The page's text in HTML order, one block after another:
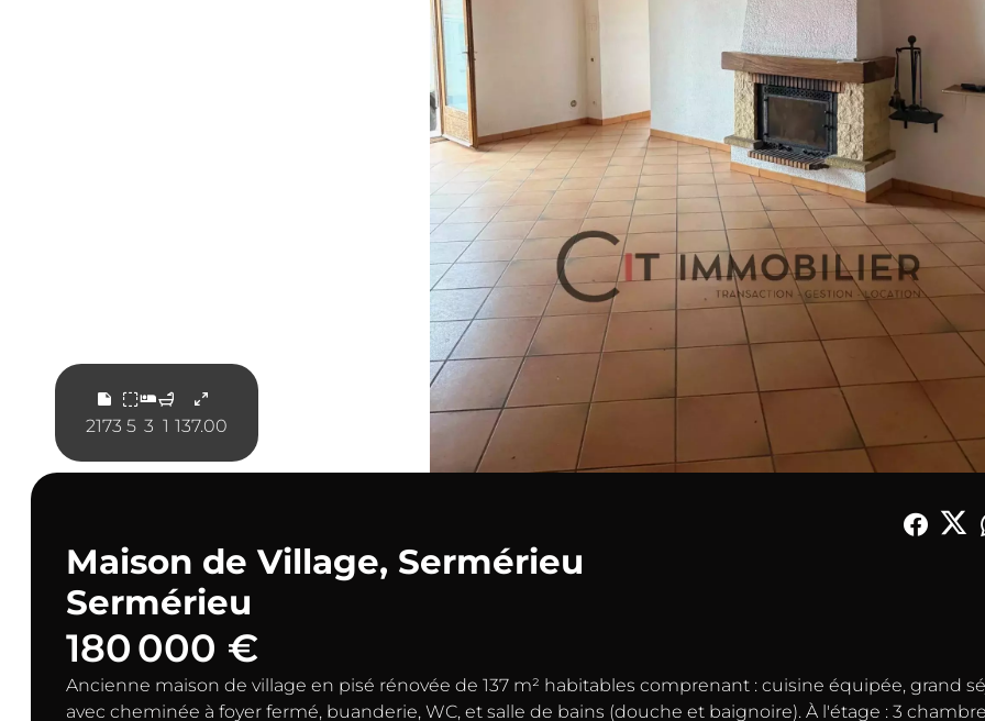
2173 5 3 1 137.00
Maison de Village, Sermérieu
Sermérieu
180 000 €
Ancienne maison de village en pisé rénovée de 137 m² habitables comprenant : cuisine équipée, grand
avec cheminée à foyer fermé, buanderie, WC, et salle de bains (douche et baignoire). À l'étage : 3